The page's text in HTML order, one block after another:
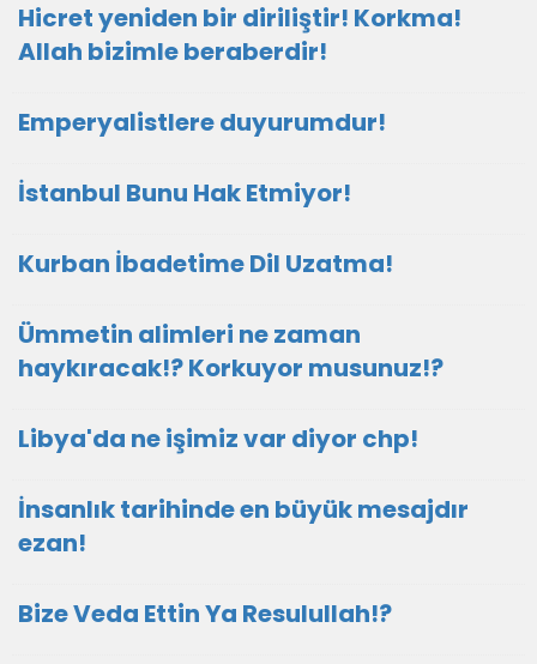
Hicret yeniden bir diriliştir! Korkma!
Allah bizimle beraberdir!
Emperyalistlere duyurumdur!
İstanbul Bunu Hak Etmiyor!
Kurban İbadetime Dil Uzatma!
Ümmetin alimleri ne zaman
haykıracak!? Korkuyor musunuz!?
Libya'da ne işimiz var diyor chp!
İnsanlık tarihinde en büyük mesajdır
ezan!
Bize Veda Ettin Ya Resulullah!?